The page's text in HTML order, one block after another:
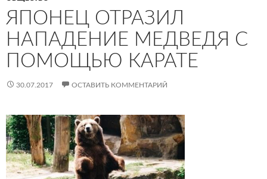
ЯПОНЕЦ ОТРАЗИЛ
НАПАДЕНИЕ МЕДВЕДЯ С
ПОМОЩЬЮ КАРАТЕ
30.07.2017 ОСТАВИТЬ КОММЕНТАРИЙ